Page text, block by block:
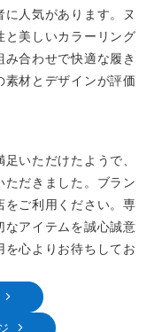
人気があります。ヌ
と美しいカラーリング
合わせで快適な履き
材とデザインが評価
いただけたようで、
だきました。ブラン
をご利用ください。専
なアイテムを誠心誠意
心よりお待ちしてお